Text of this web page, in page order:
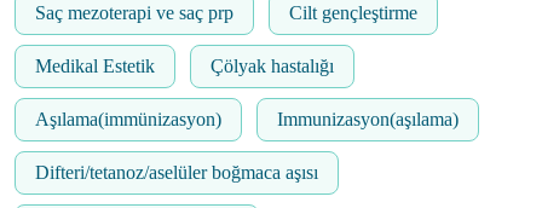
Saç mezoterapi ve saç prp Cilt gençleştirme
Medikal Estetik Çölyak hastalığı
Aşılama(immünizasyon) Immunizasyon(aşılama)
Difteri/tetanoz/aselüler boğmaca aşısı